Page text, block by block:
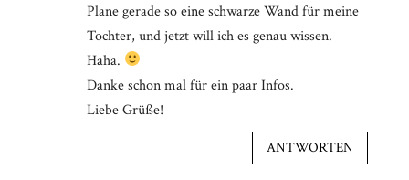
Plane gerade so eine schwarze Wand für meine
Tochter, und jetzt will ich es genau wissen.
Haha.
Danke schon mal für ein paar Infos.
Liebe Grüße!
ANTWORTEN